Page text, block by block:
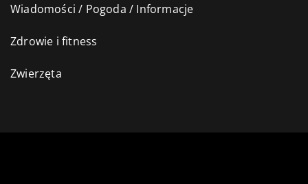
Wiadomości / Pogoda / Informacje
Zdrowie i fitness
Zwierzęta